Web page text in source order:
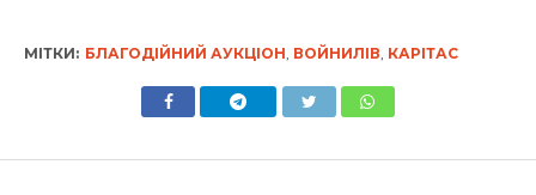
МІТКИ: БЛАГОДІЙНИЙ АУКЦІОН ВОЙНИЛІВ КАРІТАС